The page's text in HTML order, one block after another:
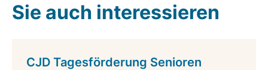
Sie auch interessieren
CJD Tagesförderung Senioren